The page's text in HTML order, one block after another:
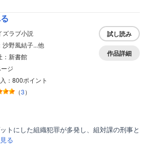
ズラブ小説
沙野風結子...他
：新書館
ジ
：800ポイント
（3）
試し読み
作品詳細
トにした組織犯罪が多発し、組対課の刑事と
る